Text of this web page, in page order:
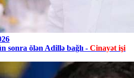
sonra ölən Adillə bağlı - Cinayət işi